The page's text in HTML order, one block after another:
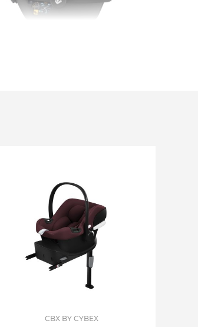
CBX BY CYBEX